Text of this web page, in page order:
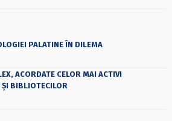
PALATINE ÎN DILEMA
ACORDATE CELOR MAI ACTIVI
BIBLIOTECILOR